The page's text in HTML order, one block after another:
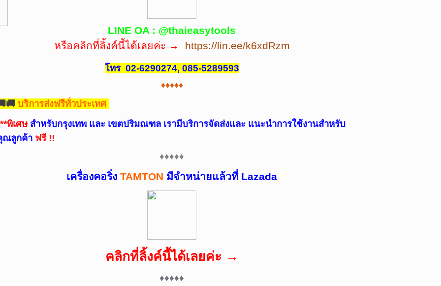
LINE OA : @thaieasytools
หรือคลิกที่ลิ้งค์นี้ได้เลยค่ะ →
https://lin.ee/k6xdRzm
โทร 02-6290274, 085-5289593
♦♦♦♦♦
บริการส่งฟรีทั่วประเทศ
พิเศษ สำหรับกรุงเทพ และ เขตปริมณฑล เรามีบริการจัดส่งและ แนะนำการใช้งานสำหรับ
ณลูกค้า ฟรี !!
♦♦♦♦♦
เครื่องคอริ่ง TAMTON มีจำหน่ายแล้วที่ Lazada
คลิกที่ลิ้งค์นี้ได้เลยค่ะ →
♦♦♦♦♦